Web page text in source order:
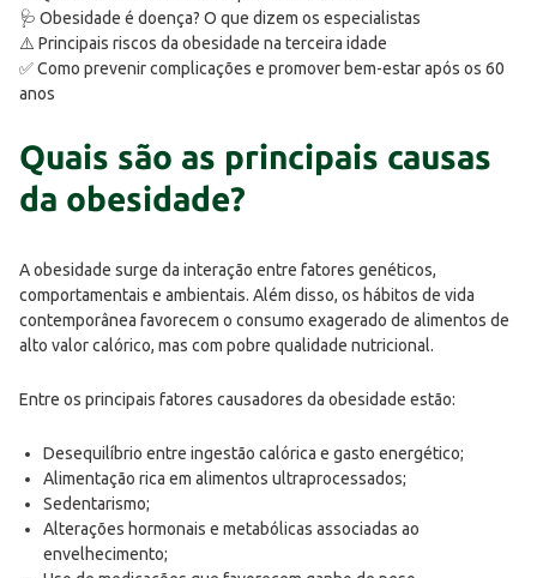
🩺 Obesidade é doença? O que dizem os especialistas
⚠️ Principais riscos da obesidade na terceira idade
✅ Como prevenir complicações e promover bem-estar após os 60
anos
Quais são as principais causas
da obesidade?
A obesidade surge da interação entre fatores genéticos,
comportamentais e ambientais. Além disso, os hábitos de vida
contemporânea favorecem o consumo exagerado de alimentos de
alto valor calórico, mas com pobre qualidade nutricional.
Entre os principais fatores causadores da obesidade estão:
Desequilíbrio entre ingestão calórica e gasto energético;
Alimentação rica em alimentos ultraprocessados;
Sedentarismo;
Alterações hormonais e metabólicas associadas ao
envelhecimento;